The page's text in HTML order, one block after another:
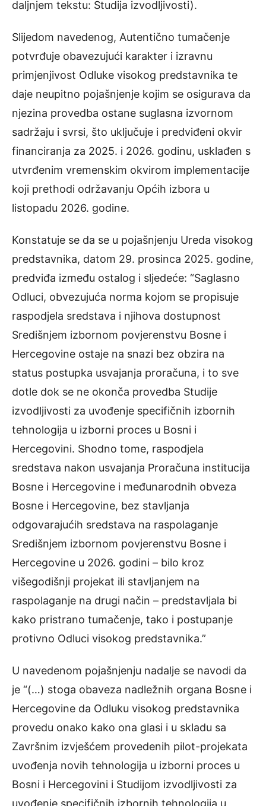
daljnjem tekstu: Studija izvodljivosti).
Slijedom navedenog, Autentično tumačenje
potvrđuje obavezujući karakter i izravnu
primjenjivost Odluke visokog predstavnika te
daje neupitno pojašnjenje kojim se osigurava da
njezina provedba ostane suglasna izvornom
sadržaju i svrsi, što uključuje i predviđeni okvir
financiranja za 2025. i 2026. godinu, usklađen s
utvrđenim vremenskim okvirom implementacije
koji prethodi održavanju Općih izbora u
listopadu 2026. godine.
Konstatuje se da se u pojašnjenju Ureda visokog
predstavnika, datom 29. prosinca 2025. godine,
predviđa između ostalog i sljedeće: “Saglasno
Odluci, obvezujuća norma kojom se propisuje
raspodjela sredstava i njihova dostupnost
Središnjem izbornom povjerenstvu Bosne i
Hercegovine ostaje na snazi bez obzira na
status postupka usvajanja proračuna, i to sve
dotle dok se ne okonča provedba Studije
izvodljivosti za uvođenje specifičnih izbornih
tehnologija u izborni proces u Bosni i
Hercegovini. Shodno tome, raspodjela
sredstava nakon usvajanja Proračuna institucija
Bosne i Hercegovine i međunarodnih obveza
Bosne i Hercegovine, bez stavljanja
odgovarajućih sredstava na raspolaganje
Središnjem izbornom povjerenstvu Bosne i
Hercegovine u 2026. godini – bilo kroz
višegodišnji projekat ili stavljanjem na
raspolaganje na drugi način – predstavljala bi
kako pristrano tumačenje, tako i postupanje
protivno Odluci visokog predstavnika.”
U navedenom pojašnjenju nadalje se navodi da
je “(…) stoga obaveza nadležnih organa Bosne i
Hercegovine da Odluku visokog predstavnika
provedu onako kako ona glasi i u skladu sa
Završnim izvješćem provedenih pilot-projekata
uvođenja novih tehnologija u izborni proces u
Bosni i Hercegovini i Studijom izvodljivosti za
uvođenje specifičnih izbornih tehnologija u